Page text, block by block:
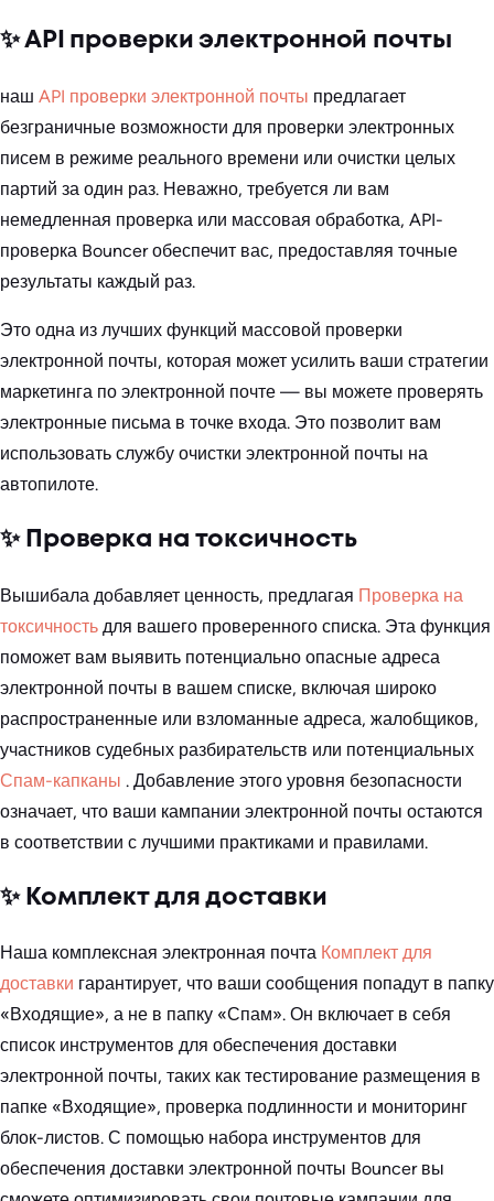
✨ API проверки электронной почты
наш API проверки электронной почты предлагает
безграничные возможности для проверки электронных
писем в режиме реального времени или очистки целых
партий за один раз. Неважно, требуется ли вам
немедленная проверка или массовая обработка, API-
проверка Bouncer обеспечит вас, предоставляя точные
результаты каждый раз.
Это одна из лучших функций массовой проверки
электронной почты, которая может усилить ваши стратегии
маркетинга по электронной почте — вы можете проверять
электронные письма в точке входа. Это позволит вам
использовать службу очистки электронной почты на
автопилоте.
✨ Проверка на токсичность
Вышибала добавляет ценность, предлагая Проверка на
токсичность для вашего проверенного списка. Эта функция
поможет вам выявить потенциально опасные адреса
электронной почты в вашем списке, включая широко
распространенные или взломанные адреса, жалобщиков,
участников судебных разбирательств или потенциальных
Спам-капканы . Добавление этого уровня безопасности
означает, что ваши кампании электронной почты остаются
в соответствии с лучшими практиками и правилами.
✨ Комплект для доставки
Наша комплексная электронная почта Комплект для
доставки гарантирует, что ваши сообщения попадут в папку
«Входящие», а не в папку «Спам». Он включает в себя
список инструментов для обеспечения доставки
электронной почты, таких как тестирование размещения в
папке «Входящие», проверка подлинности и мониторинг
блок-листов. С помощью набора инструментов для
обеспечения доставки электронной почты Bouncer вы